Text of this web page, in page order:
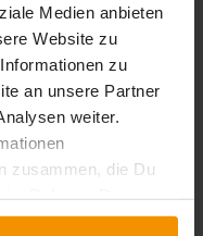
Medien anbieten
Website zu
zu
an unsere Partner
weiter.
zusammen, die Du